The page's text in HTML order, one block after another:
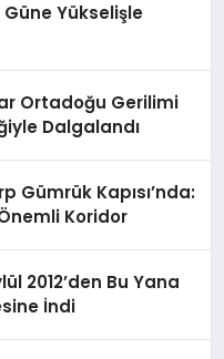
Güne Yükselişle
Ortadoğu Gerilimi
Dalgalandı
Gümrük Kapısı’nda:
Koridor
2012’den Bu Yana
İndi